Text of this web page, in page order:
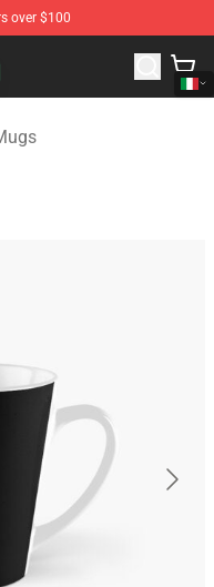
over $100
Merchandise Store